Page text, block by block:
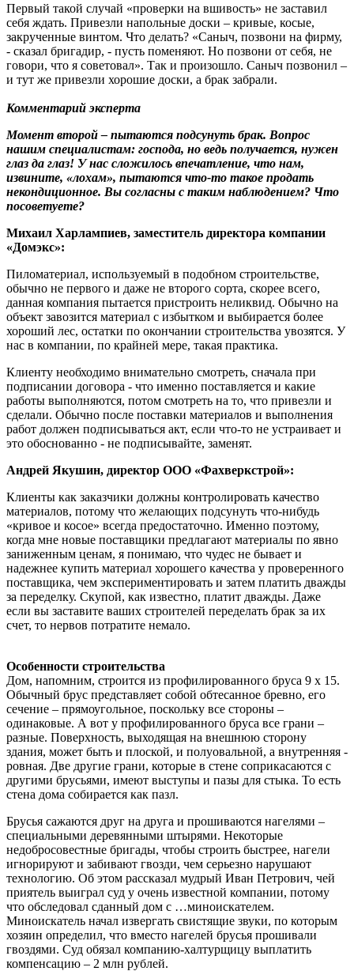
Первый такой случай «проверки на вшивость» не заставил
себя ждать. Привезли напольные доски – кривые, косые,
закрученные винтом. Что делать? «Саныч, позвони на фирму,
- сказал бригадир, - пусть поменяют. Но позвони от себя, не
говори, что я советовал». Так и произошло. Саныч позвонил –
и тут же привезли хорошие доски, а брак забрали.
Комментарий эксперта
Момент второй – пытаются подсунуть брак. Вопрос
нашим специалистам: господа, но ведь получается, нужен
глаз да глаз! У нас сложилось впечатление, что нам,
извините, «лохам», пытаются что-то такое продать
некондиционное. Вы согласны с таким наблюдением? Что
посоветуете?
Михаил Харлампиев, заместитель директора компании
«Домэкс»:
Пиломатериал, используемый в подобном строительстве,
обычно не первого и даже не второго сорта, скорее всего,
данная компания пытается пристроить неликвид. Обычно на
объект завозится материал с избытком и выбирается более
хороший лес, остатки по окончании строительства увозятся. У
нас в компании, по крайней мере, такая практика.
Клиенту необходимо внимательно смотреть, сначала при
подписании договора - что именно поставляется и какие
работы выполняются, потом смотреть на то, что привезли и
сделали. Обычно после поставки материалов и выполнения
работ должен подписываться акт, если что-то не устраивает и
это обоснованно - не подписывайте, заменят.
Андрей Якушин, директор ООО «Фахверкстрой»:
Клиенты как заказчики должны контролировать качество
материалов, потому что желающих подсунуть что-нибудь
«кривое и косое» всегда предостаточно. Именно поэтому,
когда мне новые поставщики предлагают материалы по явно
заниженным ценам, я понимаю, что чудес не бывает и
надежнее купить материал хорошего качества у проверенного
поставщика, чем экспериментировать и затем платить дважды
за переделку. Скупой, как известно, платит дважды. Даже
если вы заставите ваших строителей переделать брак за их
счет, то нервов потратите немало.
Особенности строительства
Дом, напомним, строится из профилированного бруса 9 х 15.
Обычный брус представляет собой обтесанное бревно, его
сечение – прямоугольное, поскольку все стороны –
одинаковые. А вот у профилированного бруса все грани –
разные. Поверхность, выходящая на внешнюю сторону
здания, может быть и плоской, и полуовальной, а внутренняя -
ровная. Две другие грани, которые в стене соприкасаются с
другими брусьями, имеют выступы и пазы для стыка. То есть
стена дома собирается как пазл.
Брусья сажаются друг на друга и прошиваются нагелями –
специальными деревянными штырями. Некоторые
недобросовестные бригады, чтобы строить быстрее, нагели
игнорируют и забивают гвозди, чем серьезно нарушают
технологию. Об этом рассказал мудрый Иван Петрович, чей
приятель выиграл суд у очень известной компании, потому
что обследовал сданный дом с …миноискателем.
Миноискатель начал извергать свистящие звуки, по которым
хозяин определил, что вместо нагелей брусья прошивали
гвоздями. Суд обязал компанию-халтурщицу выплатить
компенсацию – 2 млн рублей.